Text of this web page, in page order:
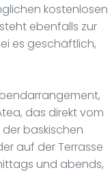
kostenlosen
ebenfalls zur
es geschäftlich,
das direkt vom
baskischen
auf der Terrasse
und abends,